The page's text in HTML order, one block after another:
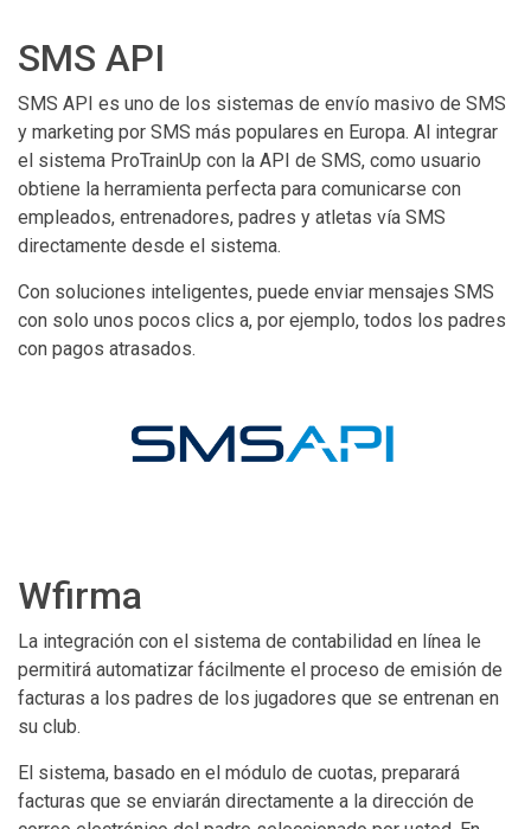
SMS API
SMS API es uno de los sistemas de envío masivo de SMS
y marketing por SMS más populares en Europa. Al integrar
el sistema ProTrainUp con la API de SMS, como usuario
obtiene la herramienta perfecta para comunicarse con
empleados, entrenadores, padres y atletas vía SMS
directamente desde el sistema.
Con soluciones inteligentes, puede enviar mensajes SMS
con solo unos pocos clics a, por ejemplo, todos los padres
con pagos atrasados.
Wfirma
La integración con el sistema de contabilidad en línea le
permitirá automatizar fácilmente el proceso de emisión de
facturas a los padres de los jugadores que se entrenan en
su club.
El sistema, basado en el módulo de cuotas, preparará
facturas que se enviarán directamente a la dirección de